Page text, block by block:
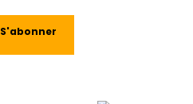
S'abonner